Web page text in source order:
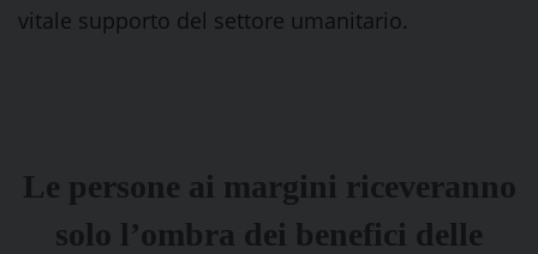
vitale supporto del settore umanitario.
Le persone ai margini riceveranno
solo l’ombra dei benefici delle